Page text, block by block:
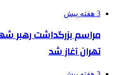
3 هفته پیش
مراسم بزرگداشت رهبر
تهران آغاز شد